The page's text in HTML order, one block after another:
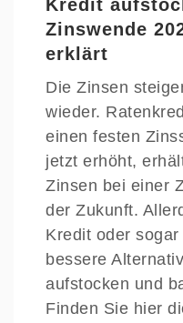
Kredit
Zinswende
erklärt
Die Zinsen
wieder.
einen festen
jetzt erhöht,
Zinsen bei einer
der Zukunft.
Kredit oder
bessere
aufstocken und
Finden Sie hier